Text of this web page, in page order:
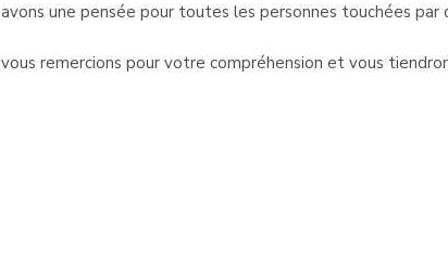
une pensée pour toutes les personnes touchées par
remercions pour votre compréhension et vous